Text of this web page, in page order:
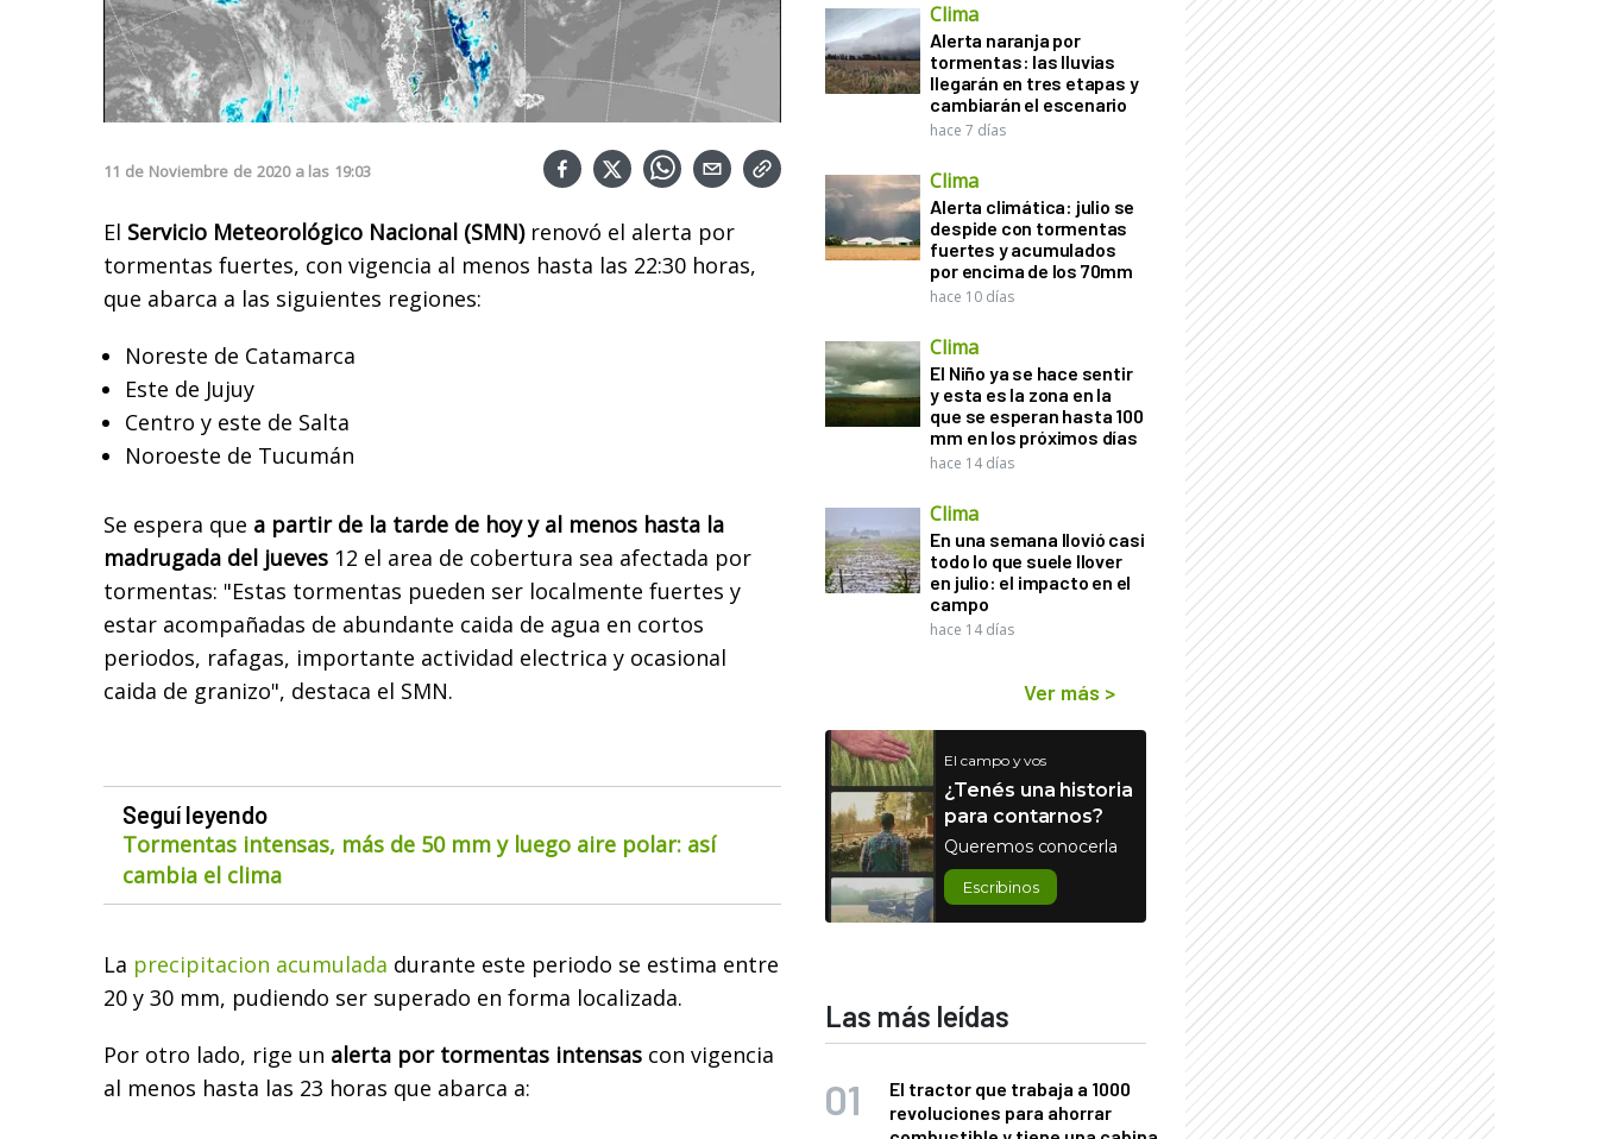
11 de Noviembre de 2020 a las 19:03
El Servicio Meteorológico Nacional (SMN)renovó el alerta por
tormentas fuertes, con vigencia al menos hasta las 22:30 horas,
que abarca a las siguientes regiones:
Noreste de Catamarca
Este de Jujuy
Centro y este de Salta
Noroeste de Tucumán
Se espera que a partir de la tarde de hoy y al menos hasta la
madrugada del jueves 12 el area de cobertura sea afectada por
tormentas: "Estas tormentas pueden ser localmente fuertes y
estar acompañadas de abundante caida de agua en cortos
periodos, rafagas, importante actividad electrica y ocasional
caida de granizo", destaca el SMN.
Seguí leyendo
Tormentas intensas, más de 50 mm y luego aire polar: así
cambia el clima
La precipitacion acumulada durante este periodo se estima entre
20 y 30 mm, pudiendo ser superado en forma localizada.
Por otro lado, rige un alerta por tormentas intensas con vigencia
al menos hasta las 23 horas que abarca a:
Clima
Alerta naranja por
tormentas: las lluvias
llegarán en tres etapas y
cambiarán el escenario
hace 7 días
Clima
Alerta climática: julio se
despide con tormentas
fuertes y acumulados
por encima de los 70mm
hace 10 días
Clima
El Niño ya se hace sentir
y esta es la zona en la
que se esperan hasta 100
mm en los próximos días
hace 14 días
Clima
En una semana llovió casi
todo lo que suele llover
en julio: el impacto en el
campo
hace 14 días
Ver más >
El campo y vos
¿Tenés una historia
para contarnos?
Queremos conocerla
Escribinos
Las más leídas
El tractor que trabaja a 1000
revoluciones para ahorrar